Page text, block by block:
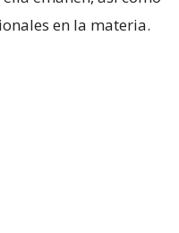
en la materia.